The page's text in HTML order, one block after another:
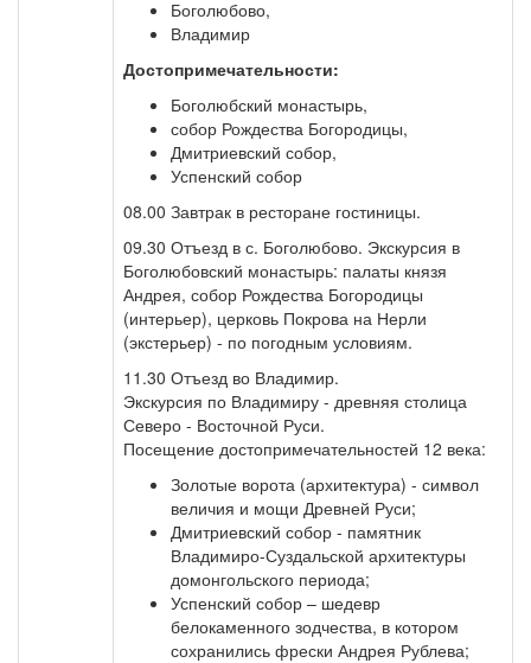
Боголюбово,
Владимир
Достопримечательности:
Боголюбский монастырь,
собор Рождества Богородицы,
Дмитриевский собор,
Успенский собор
08.00 Завтрак в ресторане гостиницы.
09.30 Отъезд в с. Боголюбово. Экскурсия в
Боголюбовский монастырь: палаты князя
Андрея, собор Рождества Богородицы
(интерьер), церковь Покрова на Нерли
(экстерьер) - по погодным условиям.
11.30 Отъезд во Владимир.
Экскурсия по Владимиру - древняя столица
Северо - Восточной Руси.
Посещение достопримечательностей 12 века:
Золотые ворота (архитектура) - символ
величия и мощи Древней Руси;
Дмитриевский собор - памятник
Владимиро-Суздальской архитектуры
домонгольского периода;
Успенский собор – шедевр
белокаменного зодчества, в котором
сохранились фрески Андрея Рублева;